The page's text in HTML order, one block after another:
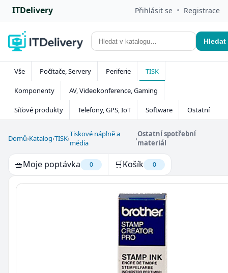
ITDelivery Přihlásit se • Registrace
Hledat
Vše Počítače, Servery Periferie TISK
Komponenty AV, Videokonference, Gaming
Síťové produkty Telefony, GPS, IoT Software Ostatní
Domů›Katalog›TISK›Tiskové náplně a
média
›Ostatní spotřební
materiál
🧺Moje poptávka 0 🛒Košík 0